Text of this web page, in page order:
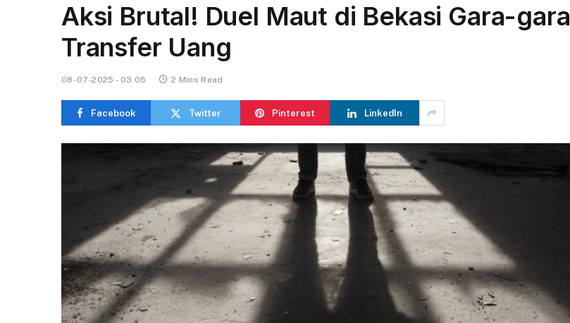
Aksi Brutal! Duel Maut di Bekasi Gara-gara
Transfer Uang
08-07-2025 - 03.05 2 Mins Read
Facebook Twitter Pinterest LinkedIn